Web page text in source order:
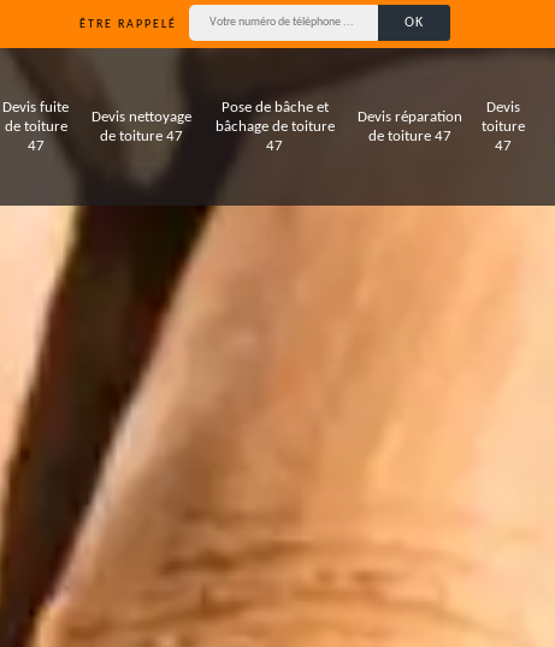
ÊTRE RAPPELÉ
Devis fuite
de toiture
47
Devis nettoyage
de toiture 47
Pose de bâche et
bâchage de toiture
47
Devis réparation
de toiture 47
Devis
toiture
47